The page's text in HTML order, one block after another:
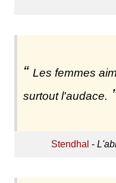
Les femmes
surtout l'audace.
Stendhal -